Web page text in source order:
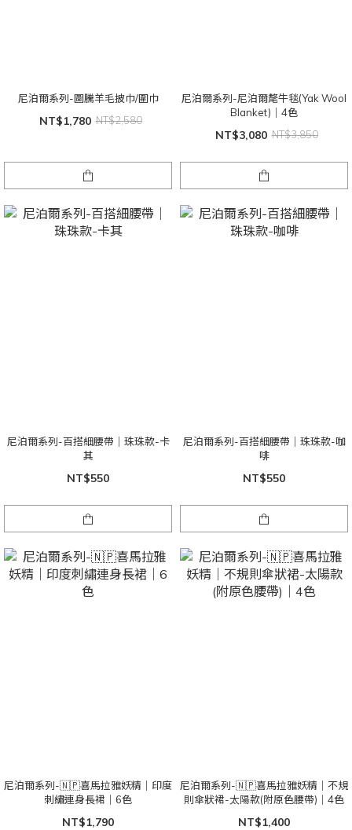
尼泊爾系列-圖騰羊毛披巾/圍巾
NT$1,780 NT$2,580
尼泊爾系列-尼泊爾氂牛毯(Yak Wool
Blanket)｜4色
NT$3,080 NT$3,850
尼泊爾系列-百搭細腰帶｜珠珠款-卡
其
NT$550
尼泊爾系列-百搭細腰帶｜珠珠款-咖
啡
NT$550
尼泊爾系列-🇳🇵喜馬拉雅妖精｜印度
刺繡連身長裙｜6色
NT$1,790
尼泊爾系列-🇳🇵喜馬拉雅妖精｜不規
則傘狀裙-太陽款(附原色腰帶)｜4色
NT$1,400